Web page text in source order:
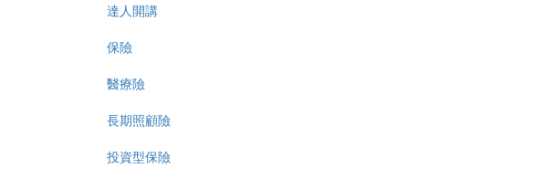
達人開講
保險
醫療險
長期照顧險
投資型保險